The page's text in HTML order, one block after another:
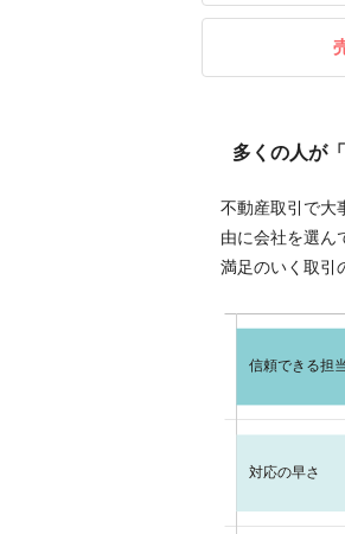
多くの人が
不動産取引で大
由に会社を選ん
満足のいく取引